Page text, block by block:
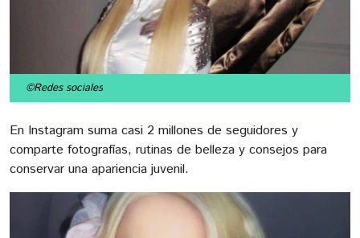
©Redes sociales
En Instagram suma casi 2 millones de seguidores y
comparte fotografías, rutinas de belleza y consejos para
conservar una apariencia juvenil.